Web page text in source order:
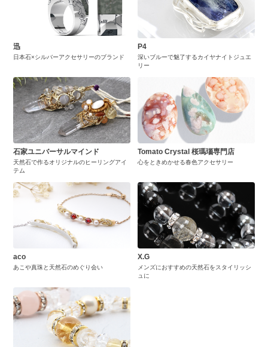
迅
日本石×シルバーアクセサリーのブランド
P4
深いブルーで魅了するカイヤナイトジュエ
リー
石家ユニバーサルマインド
天然石で作るオリジナルのヒーリングアイ
テム
Tomato Crystal 桜瑪瑙専門店
心をときめかせる春色アクセサリー
aco
あこや真珠と天然石のめぐり会い
X.G
メンズにおすすめの天然石をスタイリッシ
ュに